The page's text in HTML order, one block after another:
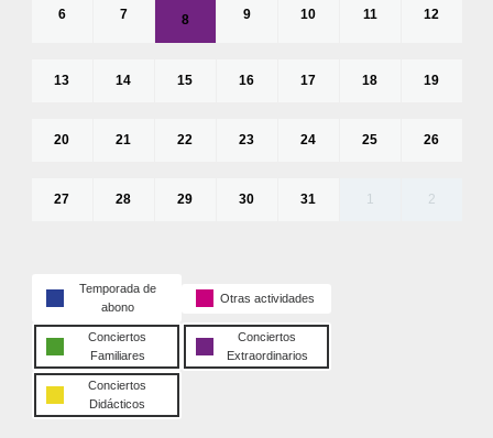
6 7 8 9 10 11 12
13 14 15 16 17 18 19
20 21 22 23 24 25 26
27 28 29 30 31 1 2
Temporada de
abono
Otras actividades
Conciertos
Familiares
Conciertos
Extraordinarios
Conciertos
Didácticos